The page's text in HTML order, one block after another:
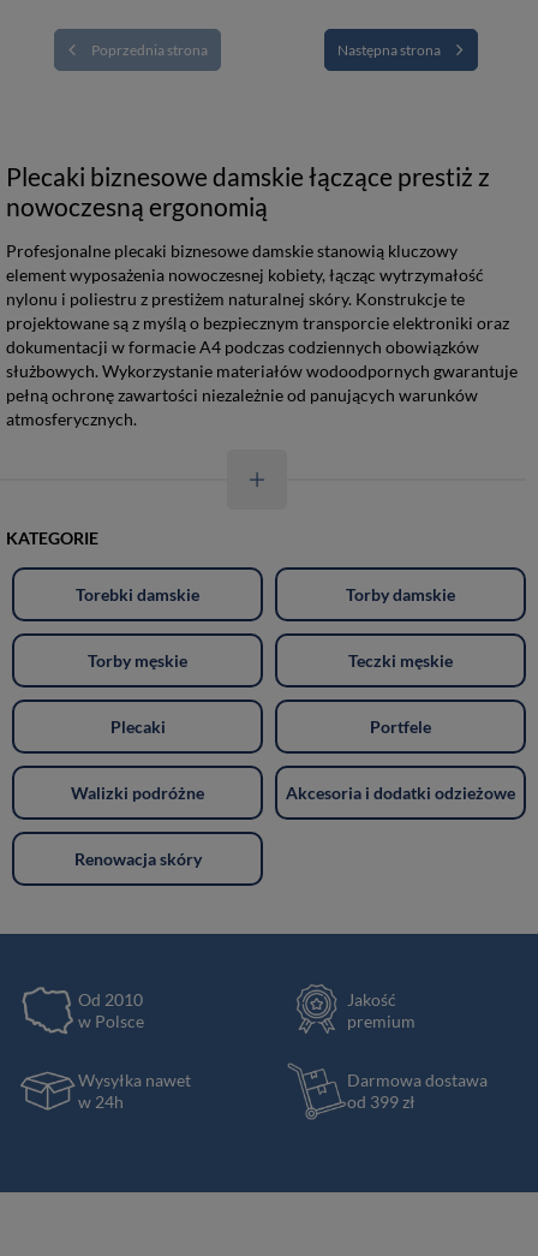
Poprzednia strona Następna strona
Plecaki biznesowe damskie łączące prestiż z
nowoczesną ergonomią
Profesjonalne plecaki biznesowe damskie stanowią kluczowy
element wyposażenia nowoczesnej kobiety, łącząc wytrzymałość
nylonu i poliestru z prestiżem naturalnej skóry. Konstrukcje te
projektowane są z myślą o bezpiecznym transporcie elektroniki oraz
dokumentacji w formacie A4 podczas codziennych obowiązków
służbowych. Wykorzystanie materiałów wodoodpornych gwarantuje
pełną ochronę zawartości niezależnie od panujących warunków
atmosferycznych.
KATEGORIE
Torebki damskie Torby damskie
Torby męskie Teczki męskie
Plecaki Portfele
Walizki podróżne Akcesoria i dodatki odzieżowe
Renowacja skóry
Od 2010
w Polsce
Jakość
premium
Wysyłka nawet
w 24h
Darmowa dostawa
od 399 zł